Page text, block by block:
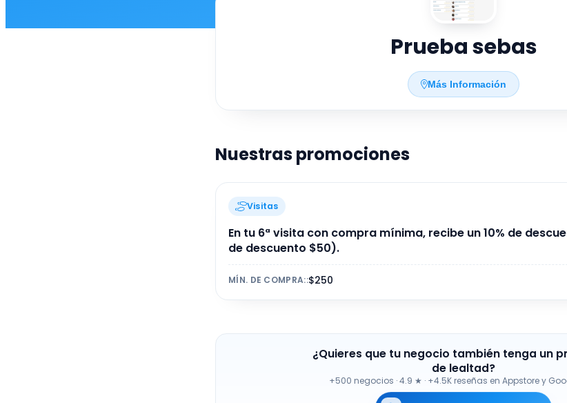
Prueba sebas
Más Información
Nuestras promociones
Visitas
En tu 6ª visita con compra mínima, recibe un 10% de
de descuento $50).
MÍN. DE COMPRA::$250
¿Quieres que tu negocio también tenga un
de lealtad?
+500 negocios ·4.9 ★ · +4.5K reseñas en Appstore y